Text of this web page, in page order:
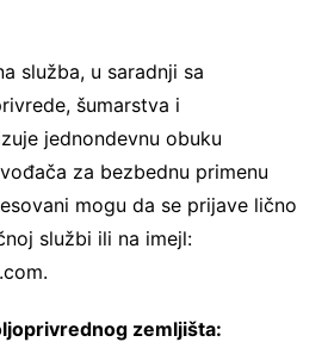
služba, u saradnji sa
šumarstva i
jednondevnu obuku
za bezbednu primenu
mogu da se prijave lično
službi ili na imejl:
.
zemljišta: